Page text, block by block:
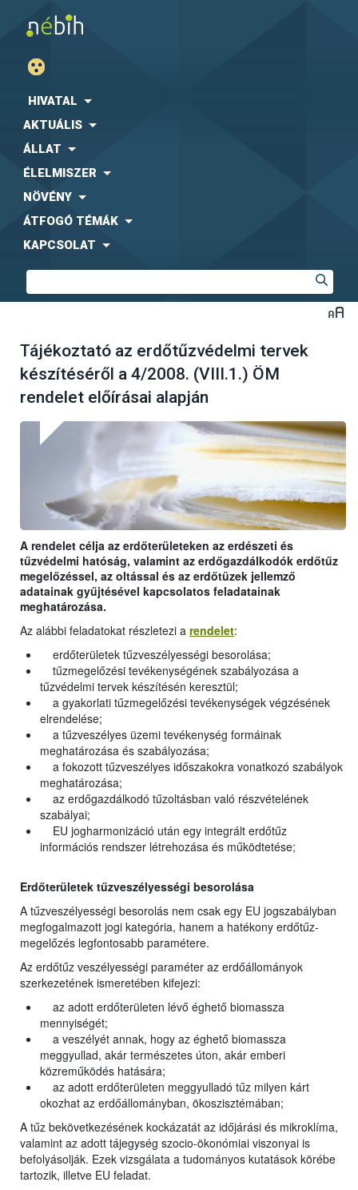
HIVATAL
AKTUÁLIS
ÁLLAT
ÉLELMISZER
NÖVÉNY
ÁTFOGÓ TÉMÁK
KAPCSOLAT
Tájékoztató az erdőtűzvédelmi tervek
készítéséről a 4/2008. (VIII.1.) ÖM
rendelet előírásai alapján
A rendelet célja az erdőterületeken az erdészeti és
tűzvédelmi hatóság, valamint az erdőgazdálkodók erdőtűz
megelőzéssel, az oltással és az erdőtüzek jellemző
adatainak gyűjtésével kapcsolatos feladatainak
meghatározása.
Az alábbi feladatokat részletezi a rendelet:
erdőterületek tűzveszélyességi besorolása;
tűzmegelőzési tevékenységének szabályozása a
tűzvédelmi tervek készítésén keresztül;
a gyakorlati tűzmegelőzési tevékenységek végzésének
elrendelése;
a tűzveszélyes üzemi tevékenység formáinak
meghatározása és szabályozása;
a fokozott tűzveszélyes időszakokra vonatkozó szabályok
meghatározása;
az erdőgazdálkodó tűzoltásban való részvételének
szabályai;
EU jogharmonizáció után egy integrált erdőtűz
információs rendszer létrehozása és működtetése;
Erdőterületek tűzveszélyességi besorolása
A tűzveszélyességi besorolás nem csak egy EU jogszabályban
megfogalmazott jogi kategória, hanem a hatékony erdőtűz-
megelőzés legfontosabb paramétere.
Az erdőtűz veszélyességi paraméter az erdőállományok
szerkezetének ismeretében kifejezi:
az adott erdőterületen lévő éghető biomassza
mennyiségét;
a veszélyét annak, hogy az éghető biomassza
meggyullad, akár természetes úton, akár emberi
közreműködés hatására;
az adott erdőterületen meggyulladó tűz milyen kárt
okozhat az erdőállományban, ökoszisztémában;
A tűz bekövetkezésének kockázatát az időjárási és mikroklíma,
valamint az adott tájegység szocio-ökonómiai viszonyai is
befolyásolják. Ezek vizsgálata a tudományos kutatások körébe
tartozik, illetve EU feladat.